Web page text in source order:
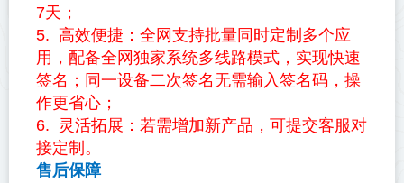
7天；
5. 高效便捷：全网支持批量同时定制多个应
用，配备全网独家系统多线路模式，实现快速
签名；同一设备二次签名无需输入签名码，操
作更省心；
6. 灵活拓展：若需增加新产品，可提交客服对
接定制。
售后保障